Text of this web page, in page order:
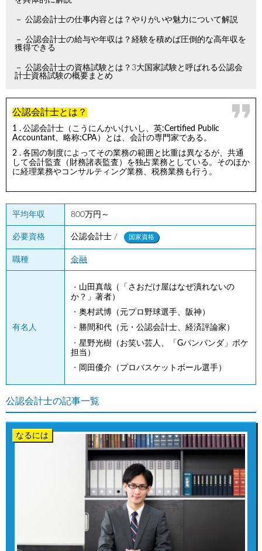
公認会計士の仕事内容とは？やりがいや魅力について解説
公認会計士の給与や年収は？経験を積めば圧倒的な高年収を
獲得できる
公認会計士の資格試験とは？3大国家試験と呼ばれる公認会
計士資格試験の概要まとめ
公認会計士とは？
公認会計士（こうにんかいけいし、英:Certified Public
Accountant、略称:CPA）とは、会計の専門家である。
各国の制度によってその業務の範囲と比重は異なるが、共通
して会計監査（財務諸表監査）を独占業務としている。そのほか
に経理業務やコンサルティング業務、税務業務も行う。
平均年収 800万円～
必要資格 公認会計士 / 国家資格
職種 金融
有名人
山田真哉（「さおだけ屋はなぜ潰れないの
か？」著者）
奥村武博（元プロ野球選手、阪神）
勝間和代（元・公認会計士、経済評論家）
星野光樹（お笑い芸人、「Gパンパンダ」ボケ
担当）
岡田優介（プロバスケットボール選手）
公認会計士の記事一覧
なるには